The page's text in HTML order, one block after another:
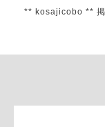
** kosajicobo ** 掲